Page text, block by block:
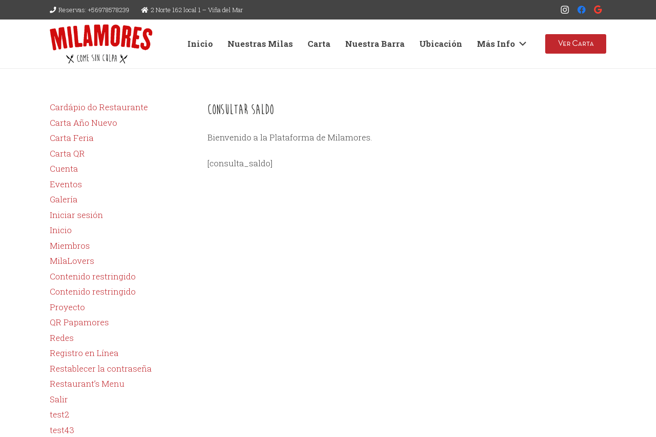
Reservas: +56978578239 2 Norte 162 local 1 – Viña del Mar
Inicio Nuestras Milas Carta Nuestra Barra Ubicación Más Info Ver Carta
Cardápio do Restaurante
Carta Año Nuevo
Carta Feria
Carta QR
Cuenta
Eventos
Galería
Iniciar sesión
Inicio
Miembros
MilaLovers
Contenido restringido
Contenido restringido
Proyecto
QR Papamores
Redes
Registro en Línea
Restablecer la contraseña
Restaurant’s Menu
Salir
test2
test43
Consultar Saldo
Bienvenido a la Plataforma de Milamores.
[consulta_saldo]